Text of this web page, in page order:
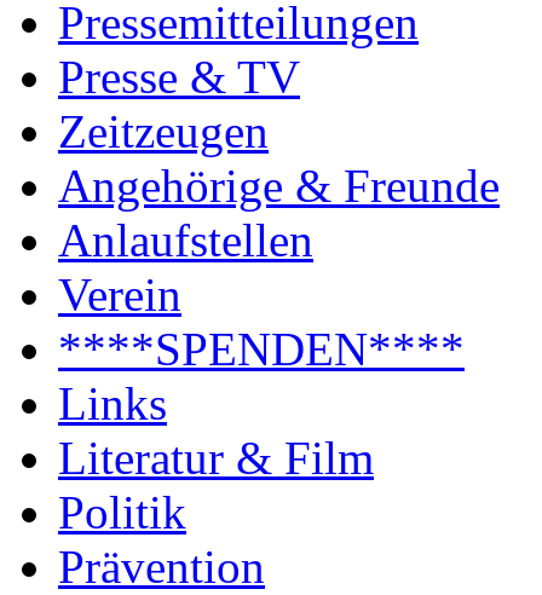
Pressemitteilungen
Presse & TV
Zeitzeugen
Angehörige & Freunde
Anlaufstellen
Verein
****SPENDEN****
Links
Literatur & Film
Politik
Prävention